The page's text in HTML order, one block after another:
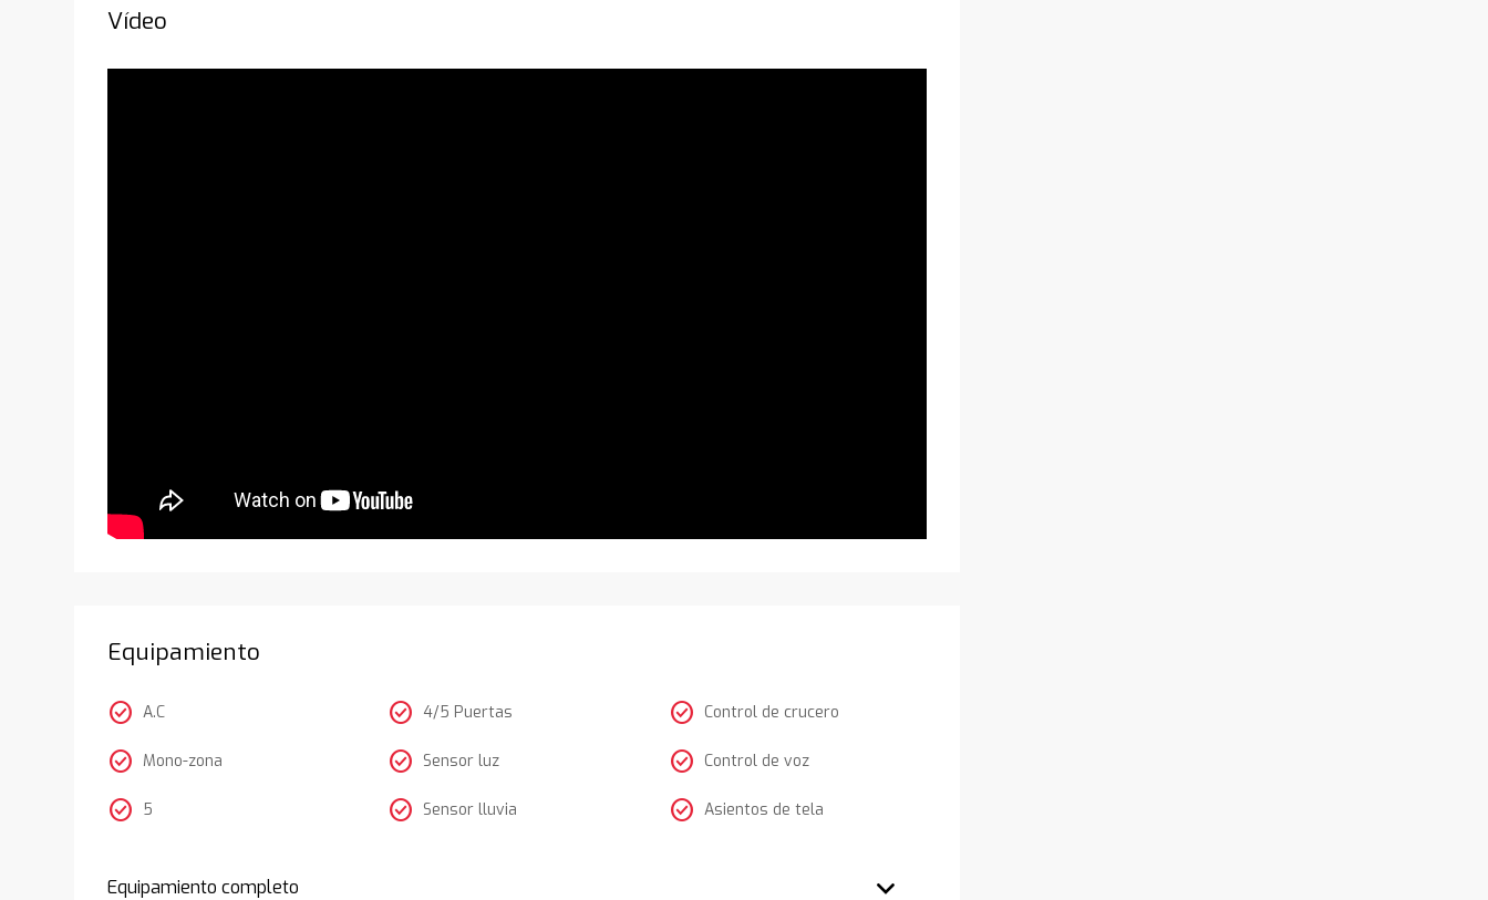
Vídeo
Equipamiento
check_circle A.C
check_circle Mono-zona
check_circle 5
check_circle 4/5 Puertas
check_circle Sensor luz
check_circle Sensor lluvia
check_circle Control de crucero
check_circle Control de voz
check_circle Asientos de tela
Equipamiento completo